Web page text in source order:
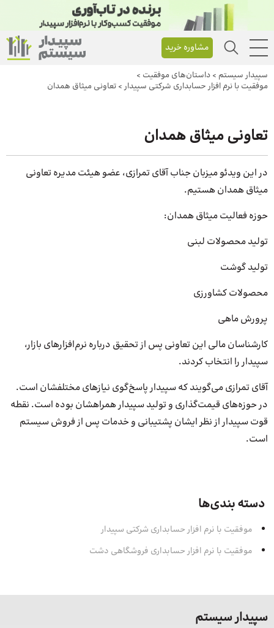
مشاوره خرید
سپیدار سیستم > داستان‌های موفقیت >
موفقیت با نرم افزار حسابداری شرکتی سپیدار> تعاونی میثاق همدان
تعاونی میثاق همدان
در این ویدئو میزبان جناب آقای تمرازی، عضو هیئت مدیره تعاونی
میثاق همدان هستیم.
حوزه فعالیت میثاق همدان:
تولید محصولات لبنی
تولید گوشت
محصولات کشاورزی
پرورش ماهی
کارشناسان مالی این تعاونی پس از تحقیق درباره نرم‌افزارهای بازار،
سپیدار را انتخاب کردند.
آقای تمرازی می‌گویند که سپیدار پاسخ‌گوی نیازهای مختلفشان است.
در حوزه‌های قیمت‌گذاری و تولید سپیدار همراهشان بوده است. نقطه
قوت سپیدار از نظر ایشان پشتیبانی و خدمات پس از فروش سیستم
است.
دسته بندی‌ها
موفقیت با نرم افزار حسابداری شرکتی سپیدار
موفقیت با نرم افزار حسابداری فروشگاهی دشت
سپیدار سیستم